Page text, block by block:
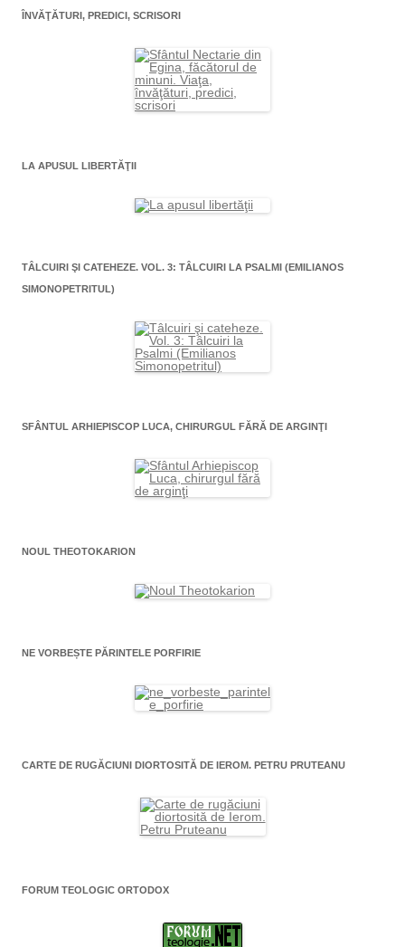
ÎNVĂŢĂTURI, PREDICI, SCRISORI
LA APUSUL LIBERTĂŢII
TÂLCUIRI ŞI CATEHEZE. VOL. 3: TÂLCUIRI LA PSALMI (EMILIANOS
SIMONOPETRITUL)
SFÂNTUL ARHIEPISCOP LUCA, CHIRURGUL FĂRĂ DE ARGINŢI
NOUL THEOTOKARION
NE VORBEȘTE PĂRINTELE PORFIRIE
CARTE DE RUGĂCIUNI DIORTOSITĂ DE IEROM. PETRU PRUTEANU
FORUM TEOLOGIC ORTODOX